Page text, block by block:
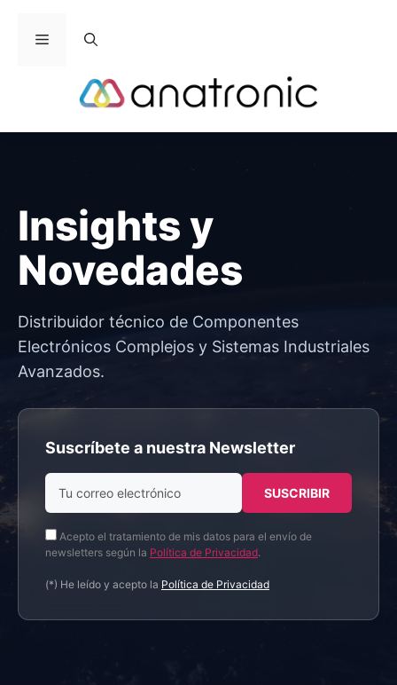
Menú
Insights y
Novedades
Distribuidor técnico de Componentes
Electrónicos Complejos y Sistemas Industriales
Avanzados.
Suscríbete a nuestra Newsletter
Acepto el tratamiento de mis datos para el envío de
newsletters según la Política de Privacidad.
(*) He leído y acepto la Política de Privacidad